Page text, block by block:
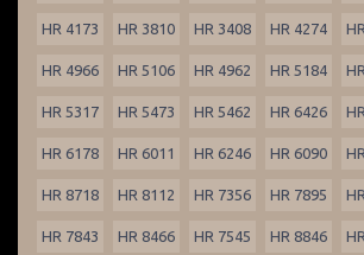
HR 4173 HR 3810 HR 3408 HR 4274
HR 4966 HR 5106 HR 4962 HR 5184
HR 5317 HR 5473 HR 5462 HR 6426
HR 6178 HR 6011 HR 6246 HR 6090
HR 8718 HR 8112 HR 7356 HR 7895
HR 7843 HR 8466 HR 7545 HR 8846